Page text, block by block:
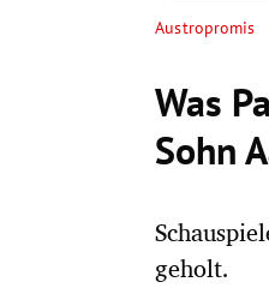
Austropromis
Was
Sohn
geholt.